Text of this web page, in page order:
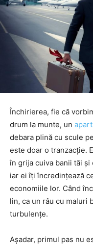
Închirierea, fie că
drum la munte, un
debara plină cu scule
este doar o tranzacție.
în grija cuiva banii tăi
iar ei îți încredințează
economiile lor. Când
lin, ca un râu cu maluri
turbulențe.
Așadar, primul pas nu